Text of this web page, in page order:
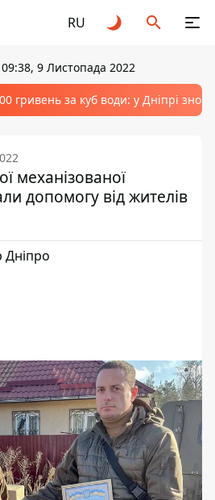
RU
09:38, 9 Листопада 2022
гривень за куб води: у Дніпрі
механізованої
допомогу від жителів
Дніпро